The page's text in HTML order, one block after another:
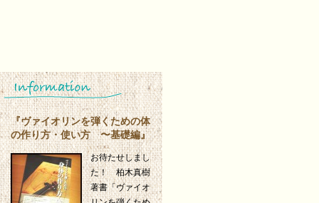
『ヴァイオリンを弾くための体
の作り方・使い方 〜基礎編』
お待たせしまし
た！ 柏木真樹
著書「ヴァイオ